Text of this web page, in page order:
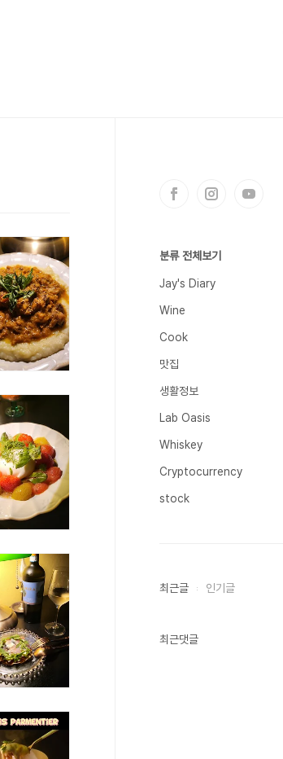
분류 전체보기
Jay's Diary
Wine
Cook
맛집
생활정보
Lab Oasis
Whiskey
Cryptocurrency
stock
최근글 인기글
최근댓글